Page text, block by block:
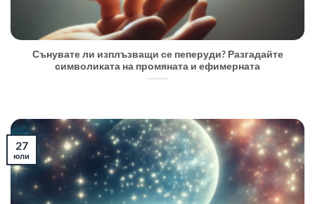
Сънувате ли изплъзващи се пеперуди? Разгадайте
символиката на промяната и ефимерната
27
юли